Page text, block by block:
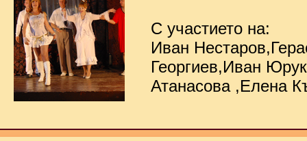
С участието на:
Иван
Георгиев,Иван
Атанасова ,Елена